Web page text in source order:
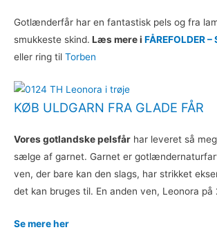
Gotlænderfår har en fantastisk pels og fra
smukkeste skind. Læs mere i FÅREFOLDER –
eller ring til Torben
KØB ULDGARN FRA GLADE FÅR
Vores gotlandske pelsfår har leveret så
sælge af garnet. Garnet er
ven, der bare kan den slags, har strikket
det kan bruges til. En anden ven, Leonora på
Se mere her